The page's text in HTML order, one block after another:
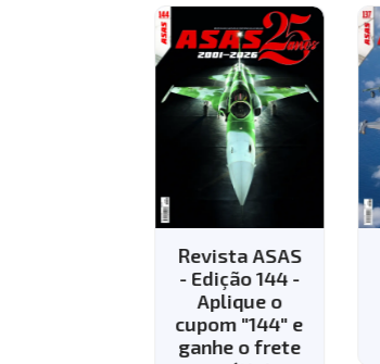
Revista ASAS
- Edição 144 -
Aplique o
cupom "144" e
ganhe o frete